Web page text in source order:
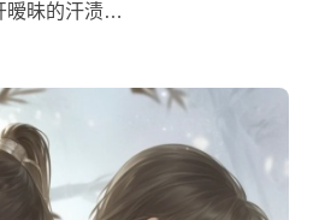
暧昧的汗渍…